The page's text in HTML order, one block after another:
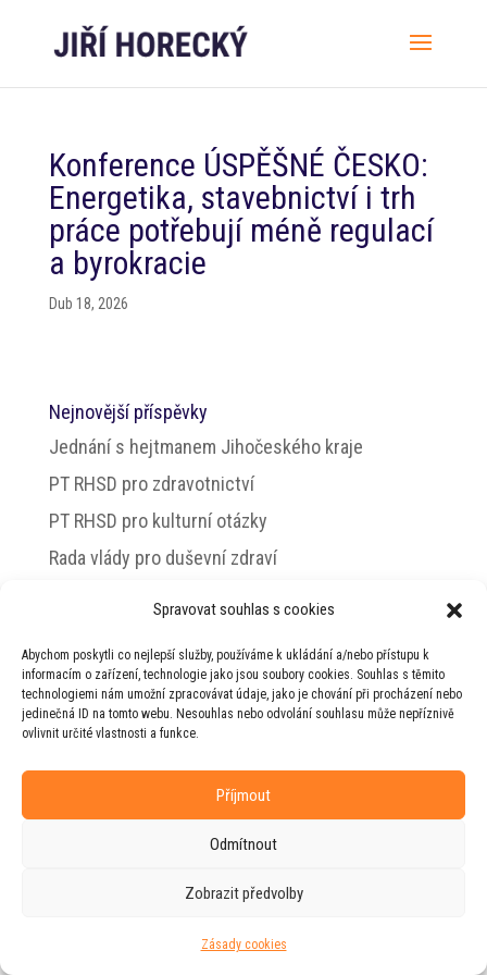
Spravovat souhlas s cookies
Abychom poskytli co nejlepší služby, používáme k ukládání a/nebo přístupu k
informacím o zařízení, technologie jako jsou soubory cookies. Souhlas s těmito
technologiemi nám umožní zpracovávat údaje, jako je chování při procházení nebo
jedinečná ID na tomto webu. Nesouhlas nebo odvolání souhlasu může nepříznivě
ovlivnit určité vlastnosti a funkce.
Příjmout
Odmítnout
Zobrazit předvolby
Zásady cookies
Konference ÚSPĚŠNÉ ČESKO:
Energetika, stavebnictví i trh
práce potřebují méně regulací
a byrokracie
Dub 18, 2026
Nejnovější příspěvky
Jednání s hejtmanem Jihočeského kraje
PT RHSD pro zdravotnictví
PT RHSD pro kulturní otázky
Rada vlády pro duševní zdraví
© 2026 Jiří Horecký – Osobní stránky Jiřího
Horeckého
Web vytvořila firma